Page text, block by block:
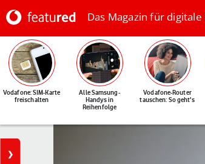
Das Magazin für
Vodafone: SIM-Karte
freischalten
Alle Samsung-
Handys in
Reihenfolge
Vodafone-Router
tauschen: So geht's